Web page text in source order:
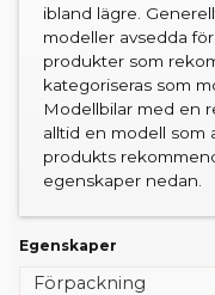
ibland lägre.
modeller avsedda
produkter som
kategoriseras som
Modellbilar med en
alltid en modell som
produkts
egenskaper nedan.
Egenskaper
Förpackning